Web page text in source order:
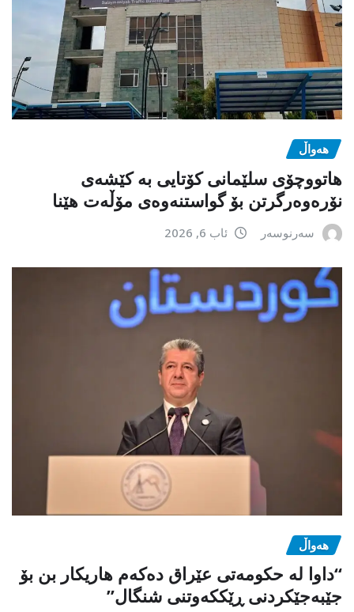
هەواڵ
هاتووچۆی سلێمانی کۆتایی بە کێشەی
نۆرەوەرگرتن بۆ گواستنەوەی مۆڵەت هێنا
سەرنوسەر ئاب 6, 2026
هەواڵ
“داوا لە حكومەتی عێراق دەكەم هاریكار بن بۆ
جێبەجێكردنی ڕێككەوتنی شنگال”